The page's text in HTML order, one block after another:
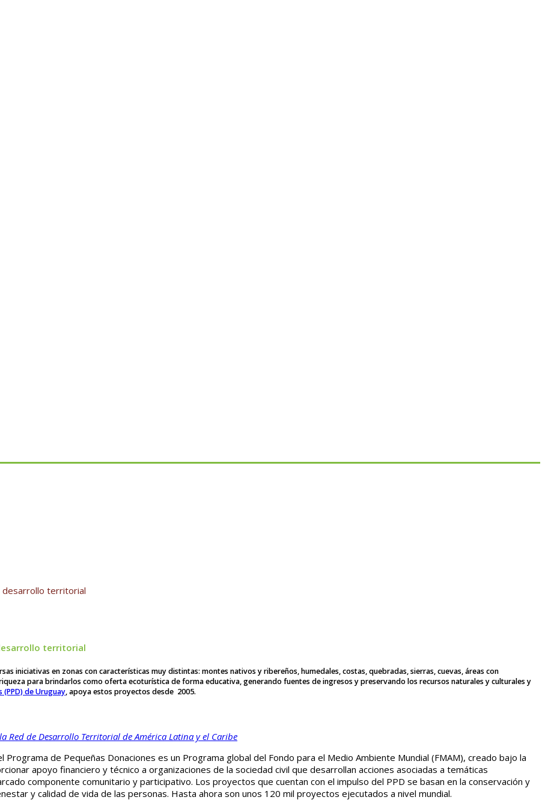
desarrollo territorial
territorial
iniciativas en zonas con características muy distintas: montes nativos y ribereños, humedales, costas, quebradas, sierras, cuevas, áreas con
para brindarlos como oferta ecoturística de forma educativa, generando fuentes de ingresos y preservando los recursos naturales y culturales y
(PPD) de Uruguay, apoya estos proyectos desde 2005.
Red de Desarrollo Territorial de América Latina y el Caribe
de Pequeñas Donaciones es un Programa global del Fondo para el Medio Ambiente Mundial (FMAM), creado bajo la
apoyo financiero y técnico a organizaciones de la sociedad civil que desarrollan acciones asociadas a temáticas
componente comunitario y participativo. Los proyectos que cuentan con el impulso del PPD se basan en la conservación y
y calidad de vida de las personas. Hasta ahora son unos 120 mil proyectos ejecutados a nivel mundial.